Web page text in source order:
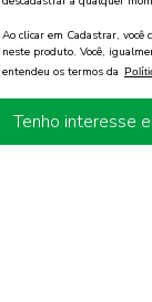
Ao clicar em Cadastrar, você
neste produto. Você,
entendeu os termos da
Tenho interesse